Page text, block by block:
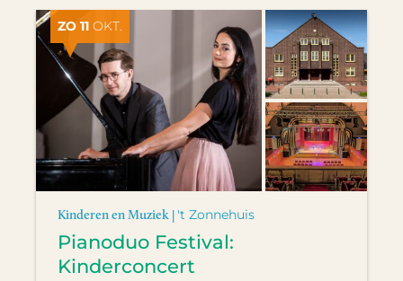
ZO 11 OKT.
Kinderen en Muziek | 't Zonnehuis
Pianoduo Festival:
Kinderconcert